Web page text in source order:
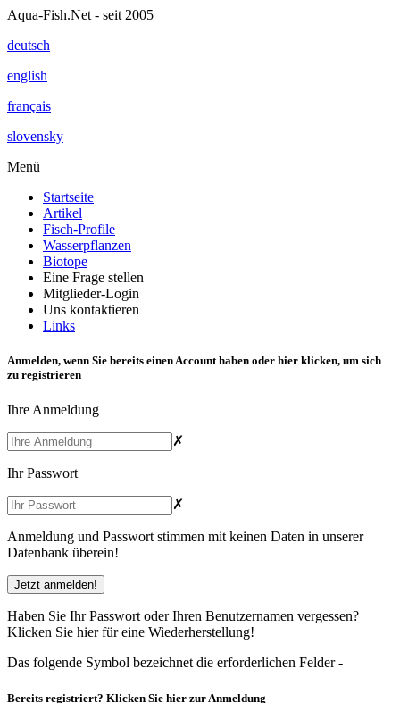
Aqua-Fish.Net - seit 2005
deutsch
english
français
slovensky
Menü
Startseite
Artikel
Fisch-Profile
Wasserpflanzen
Biotope
Eine Frage stellen
Mitglieder-Login
Uns kontaktieren
Links
Anmelden, wenn Sie bereits einen Account haben oder hier klicken, um sich
zu registrieren
Ihre Anmeldung
✗
Ihr Passwort
✗
Anmeldung und Passwort stimmen mit keinen Daten in unserer
Datenbank überein!
Haben Sie Ihr Passwort oder Ihren Benutzernamen vergessen?
Klicken Sie hierfür eine Wiederherstellung!
Das folgende Symbol bezeichnet die erforderlichen Felder -
Bereits registriert? Klicken Sie hier zur Anmeldung